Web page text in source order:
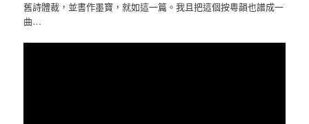
舊詩體裁，並書作墨寶，就如這一篇。我且把這個按粵韻也譜成一
曲…